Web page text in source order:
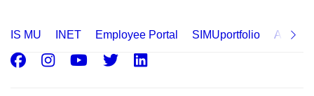
IS MU INET Employee Portal SIMUportfolio
Facebook
Instagram
Youtube
Twitter